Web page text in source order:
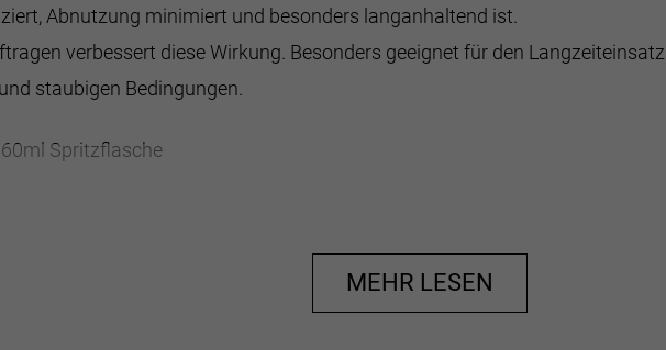
Abnutzung minimiert und besonders langanhaltend ist.
verbessert diese Wirkung. Besonders geeignet für den
staubigen Bedingungen.
Spritzflasche
MEHR LESEN